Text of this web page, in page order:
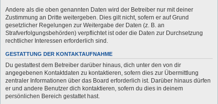
Andere als die oben genannten Daten wird der Betreiber nur mit deiner
Zustimmung an Dritte weitergeben. Dies gilt nicht, sofern er auf Grund
gesetzlicher Regelungen zur Weitergabe der Daten (z. B. an
Strafverfolgungsbehörden) verpflichtet ist oder die Daten zur Durchsetzung
rechtlicher Interessen erforderlich sind.
GESTATTUNG DER KONTAKTAUFNAHME
Du gestattest dem Betreiber darüber hinaus, dich unter den von dir
angegebenen Kontaktdaten zu kontaktieren, sofern dies zur Übermittlung
zentraler Informationen über das Board erforderlich ist. Darüber hinaus dürfen
er und andere Benutzer dich kontaktieren, sofern du dies in deinem
persönlichen Bereich gestattet hast.